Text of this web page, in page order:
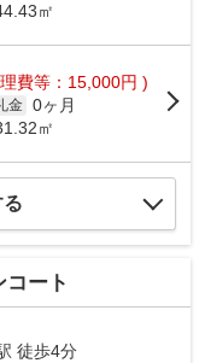
㎡
費等：15,000円 )
金 0ヶ月
㎡
コート
徒歩4分